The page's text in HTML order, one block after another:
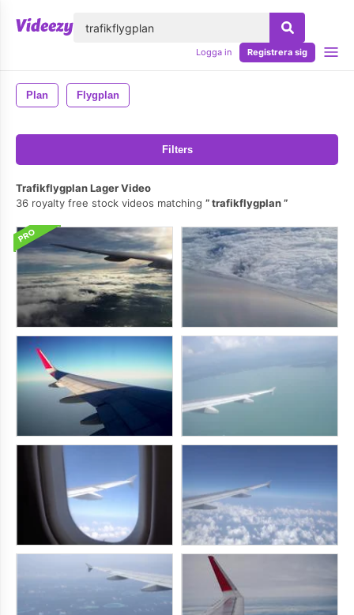
Logga in Registrera sig
Plan Flygplan
Filters
Trafikflygplan Lager Video
36 royalty free stock videos matching
trafikflygplan